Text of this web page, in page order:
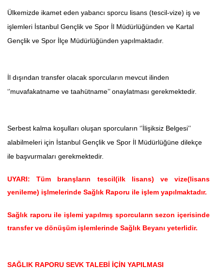
Ülkemizde ikamet eden yabancı sporcu lisans (tescil-vize) iş ve
işlemleri İstanbul Gençlik ve Spor İl Müdürlüğünden ve Kartal
Gençlik ve Spor İlçe Müdürlüğünden yapılmaktadır.
İl dışından transfer olacak sporcuların mevcut ilinden
‘’muvafakatname ve taahütname’’ onaylatması gerekmektedir.
Serbest kalma koşulları oluşan sporcuların ‘’İlişiksiz Belgesi’’
alabilmeleri için İstanbul Gençlik ve Spor İl Müdürlüğüne dilekçe
ile başvurmaları gerekmektedir.
UYARI: Tüm branşların tescil(ilk lisans) ve vize(lisans
yenileme) işlmelerinde Sağlık Raporu ile işlem yapılmaktadır.
Sağlık raporu ile işlemi yapılmış sporcuların sezon içerisinde
transfer ve dönüşüm işlemlerinde Sağlık Beyanı yeterlidir.
SAĞLIK RAPORU SEVK TALEBİ İÇİN YAPILMASI